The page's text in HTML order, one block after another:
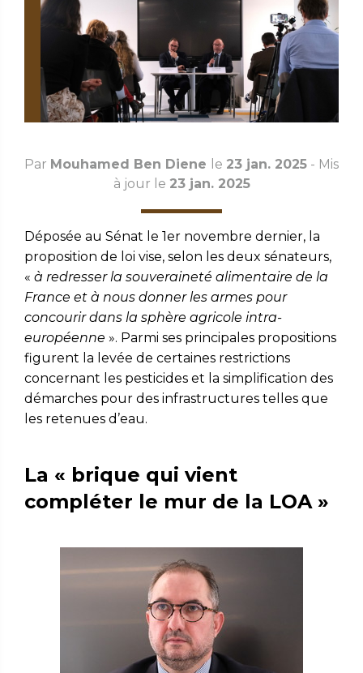
Par Mouhamed Ben Diene le 23 jan. 2025 - Mis
à jour le 23 jan. 2025
Déposée au Sénat le 1er novembre dernier, la
proposition de loi vise, selon les deux sénateurs,
« à redresser la souveraineté alimentaire de la
France et à nous donner les armes pour
concourir dans la sphère agricole intra-
européenne ». Parmi ses principales propositions
figurent la levée de certaines restrictions
concernant les pesticides et la simplification des
démarches pour des infrastructures telles que
les retenues d’eau.
La « brique qui vient
compléter le mur de la LOA »